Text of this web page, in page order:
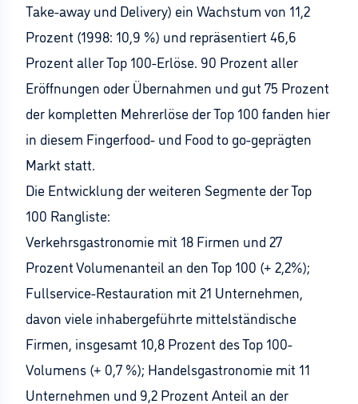
Take-away und Delivery) ein Wachstum von 11,2
Prozent (1998: 10,9 %) und repräsentiert 46,6
Prozent aller Top 100-Erlöse. 90 Prozent aller
Eröffnungen oder Übernahmen und gut 75 Prozent
der kompletten Mehrerlöse der Top 100 fanden hier
in diesem Fingerfood- und Food to go-geprägten
Markt statt.
Die Entwicklung der weiteren Segmente der Top
100 Rangliste:
Verkehrsgastronomie mit 18 Firmen und 27
Prozent Volumenanteil an den Top 100 (+ 2,2%);
Fullservice-Restauration mit 21 Unternehmen,
davon viele inhabergeführte mittelständische
Firmen, insgesamt 10,8 Prozent des Top 100-
Volumens (+ 0,7 %); Handelsgastronomie mit 11
Unternehmen und 9,2 Prozent Anteil an der